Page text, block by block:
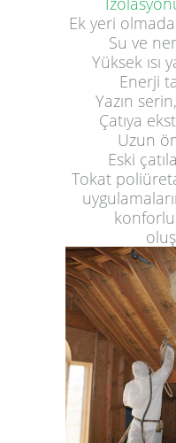
Ek yeri
Su ve
Yüksek ısı
Enerji
Yazın
Çatıya
Uzun
Eski
Tokat
konforlu